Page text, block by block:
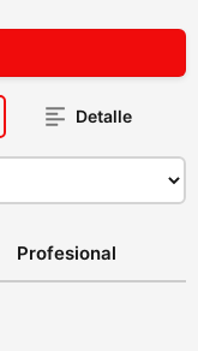
Detalle
Profesional